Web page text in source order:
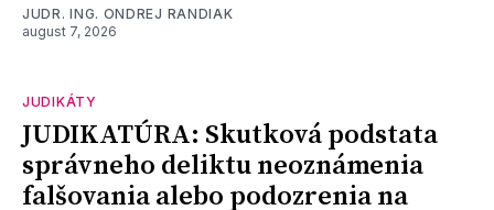
JUDR. ING. ONDREJ RANDIAK
august 7, 2026
JUDIKÁTY
JUDIKATÚRA: Skutková podstata
správneho deliktu neoznámenia
falšovania alebo podozrenia na